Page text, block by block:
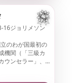
16ジョリメソン
のわが国最初の
機関（「三級カ
ウンセラー」、
定）です。ま
セリングサー